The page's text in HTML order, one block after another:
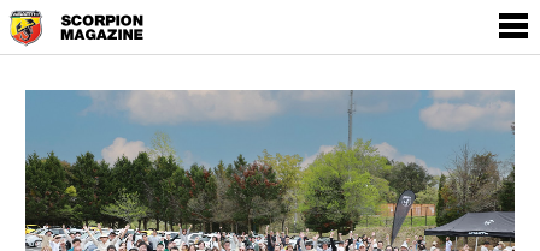
THE WORLD OF
EMPOWERMENT BY